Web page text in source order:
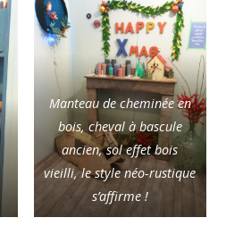
Manteau de cheminée en
bois, cheval à bascule
ancien, sol effet bois
vieilli, le style néo-rustique
s’affirme !